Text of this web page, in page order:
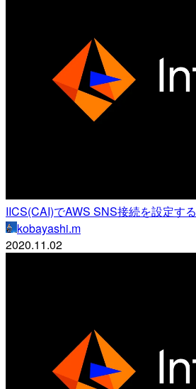
IICS(CAI)でAWS SNS接続を設定する
kobayashi.m
2020.11.02